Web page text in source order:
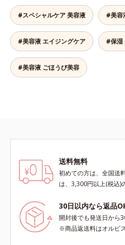
肌*5 ターンオーバーを促進して、
メラニンの塊を微細化すること*6
アルテアエキス配合＝保湿成分各商
品の詳しい情報は商品ページをご覧
ください。・BEAUTY夏祭りは、こ
ちら
マ・くすみ・乾燥が……。そこでデ
ジタルダメージの根本原因に着目
し、目元スッキリ(*4)・くすみケ
ア・ハイライト効果と、1本で3つの
機能を兼ね備えた目元用美容液を開
発しました。保湿成分×マッサージ
効果で目元の巡りをスムーズにし、
元へ整えます。メイクの上からでも
スティックをササッとすべらせるだ
けで、ほんのり血色感をONしてハ
イライト効果も。お疲れ目元がスッ
直しにも使える、デジタルデバイス
が手放せない私たちにぴったりのア
イテムです。*1 肌の乾燥、キメの
#スペシャルケア 美容液 #美容
#美容液 エイジングケア #保湿
#美容液 ごほうび美容
送料無料
初めての方は、全国送
は、3,300円以上(税込)
30日以内なら返品
開封後でも発送日から
※商品返送料はオルビ